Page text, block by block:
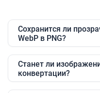
Сохранится ли
WebP в PNG?
Станет ли
конвертации?